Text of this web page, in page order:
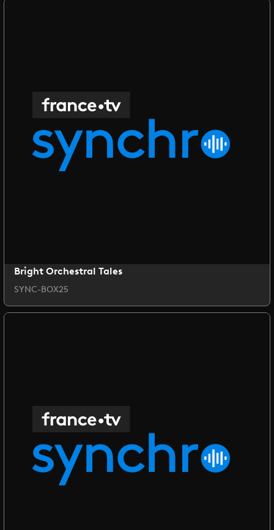
Bright Orchestral Tales
SYNC-BOX25